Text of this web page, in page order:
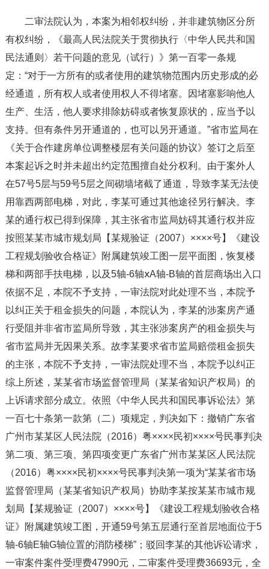
二审法院认为，本案为相邻权纠纷，并非建筑物区分所
有权纠纷，《最高人民法院关于贯彻执行〈中华人民共和国
民法通则〉若干问题的意见（试行）》第一百零一条规
定：“对于一方所有的或者使用的建筑物范围内历史形成的必
经通道，所有权人或者使用权人不得堵塞。因堵塞影响他人
生产、生活，他人要求排除妨碍或者恢复原状的，应当予以
支持。但有条件另开通道的，也可以另开通道。”省市监局在
《关于合作建房单位调整楼层有关问题的协议》签订之后至
本案起诉之时并未超出约定范围擅自处分权利。由于案外人
在57号5层与59号5层之间砌墙堵截了通道，导致李某无法使
用靠西两部电梯，对此，李某可通过其他途径另行解决。李
某的通行权已得到保障，其主张省市监局妨碍其通行权并应
按照某某市城市规划局【某规验证（2007）××××号】《建设
工程规划验收合格证》附属建筑竣工图一层平面图，恢复楼
梯和两部手扶电梯，以及5轴-6轴ⅹA轴-B轴的首层商场出入口
依据不足，本院不予支持，一审法院对此处理不当，本院予
以纠正关于租金损失的问题，本院认为，李某的涉案房产通
行受阻并非省市监局所导致，其主张涉案房产的租金损失与
省市监局并无因果关系。故李某要求省市监局赔偿租金损失
的主张，本院不予支持，一审法院处理不当，本院予以纠正
综上所述，某某省市场监督管理局（某某省知识产权局）的
上诉请求部分成立。依照《中华人民共和国民事诉讼法》第
一百七十条第一款第（二）项规定，判决如下：撤销广东省
广州市某某区人民法院（2016）粤××××民初××××号民事判决
第二项、第三项、第四项变更广东省广州市某某区人民法院
（2016）粤××××民初××××号民事判决第一项为“某某省市场
监督管理局（某某省知识产权局）协助李某按某某市城市规
划局【某规验证（2007）××××号】《建设工程规划验收合格
证》附属建筑竣工图，开通59号第五层通行至首层地面位于5
轴-6轴E轴G轴位置的消防楼梯”；驳回李某的其他诉讼请求，
一审案件案件受理费47990元，二审案件受理费36693元，全